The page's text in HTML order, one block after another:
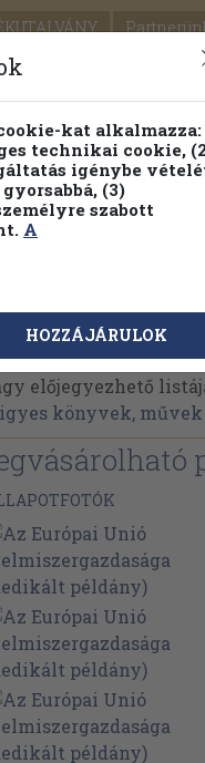
SEGÍTSÉG
Témaköri fa
Nagy Frigyes
Nagy Frigyes
előjegyezhető
könyvek, művek
kat alkalmazza:
technikai cookie,
igénybe
(3)
szabott
A
HOZZÁJÁRULOK